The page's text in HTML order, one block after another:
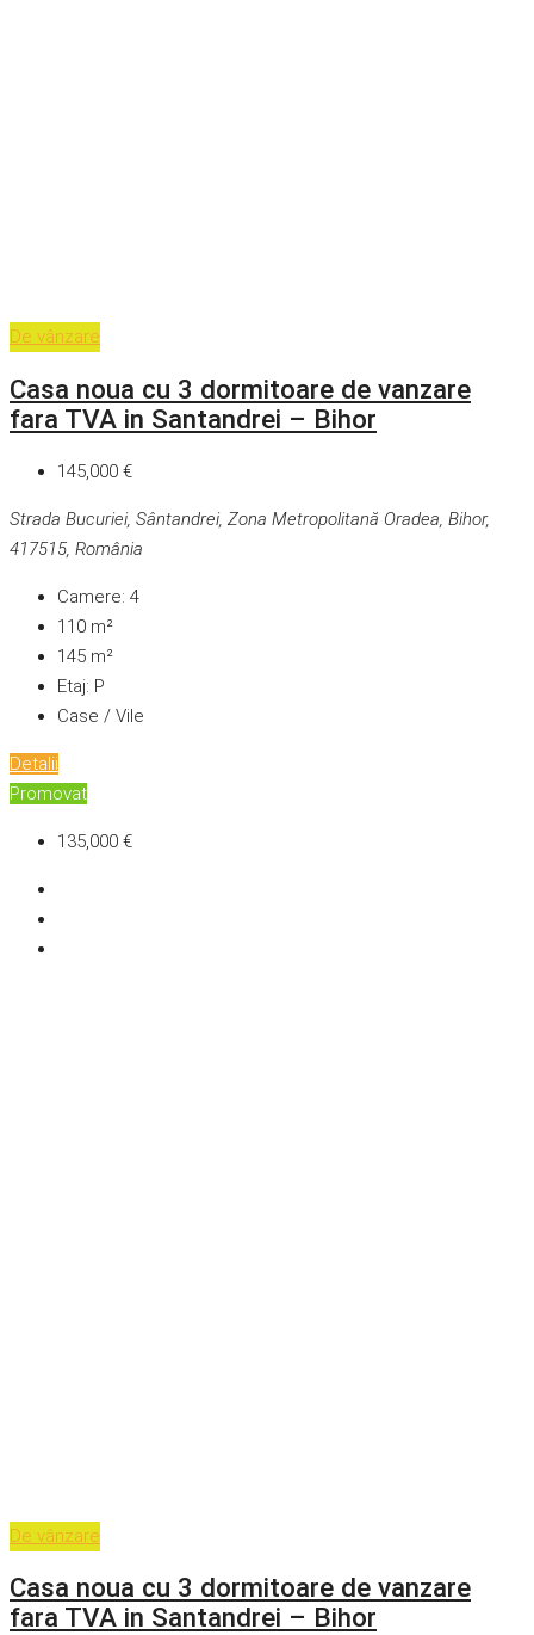
De vânzare
Casa noua cu 3 dormitoare de vanzare
fara TVA in Santandrei – Bihor
145,000 €
Strada Bucuriei, Sântandrei, Zona Metropolitană Oradea, Bihor,
417515, România
Camere: 4
110 m²
145 m²
Etaj: P
Case / Vile
Detalii
Promovat
135,000 €
De vânzare
Casa noua cu 3 dormitoare de vanzare
fara TVA in Santandrei – Bihor